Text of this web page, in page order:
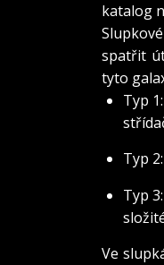
katalog
spatřit
tyto
Typ
Typ
Typ
Ve